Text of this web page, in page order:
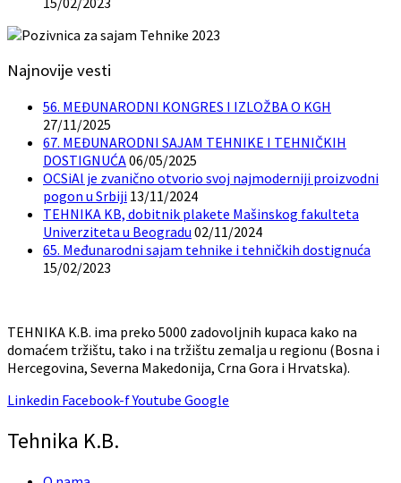
Najnovije vesti
56. MEĐUNARODNI KONGRES I IZLOŽBA O KGH
27/11/2025
67. MEĐUNARODNI SAJAM TEHNIKE I TEHNIČKIH
DOSTIGNUĆA06/05/2025
OCSiAl je zvanično otvorio svoj najmoderniji proizvodni
pogon u Srbiji 13/11/2024
TEHNIKA KB, dobitnik plakete Mašinskog fakulteta
Univerziteta u Beogradu 02/11/2024
65. Međunarodni sajam tehnike i tehničkih dostignuća
15/02/2023
TEHNIKA K.B. ima preko 5000 zadovoljnih kupaca kako na
domaćem tržištu, tako i na tržištu zemalja u regionu (Bosna i
Hercegovina, Severna Makedonija, Crna Gora i Hrvatska).
Linkedin Facebook-fYoutube Google
Tehnika K.B.